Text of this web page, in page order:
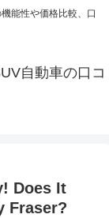
能性や価格比較、口
自動車の口コ
Does It
Fraser?